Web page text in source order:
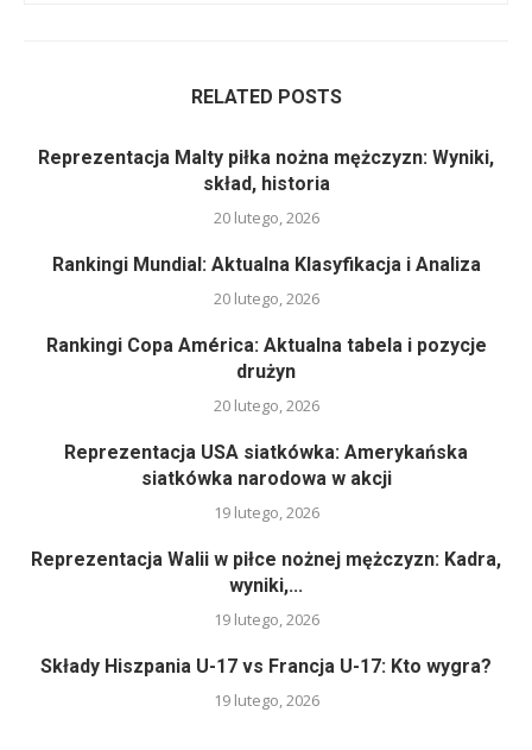
RELATED POSTS
Reprezentacja Malty piłka nożna mężczyzn: Wyniki,
skład, historia
20 lutego, 2026
Rankingi Mundial: Aktualna Klasyfikacja i Analiza
20 lutego, 2026
Rankingi Copa América: Aktualna tabela i pozycje
drużyn
20 lutego, 2026
Reprezentacja USA siatkówka: Amerykańska
siatkówka narodowa w akcji
19 lutego, 2026
Reprezentacja Walii w piłce nożnej mężczyzn: Kadra,
wyniki,...
19 lutego, 2026
Składy Hiszpania U-17 vs Francja U-17: Kto wygra?
19 lutego, 2026